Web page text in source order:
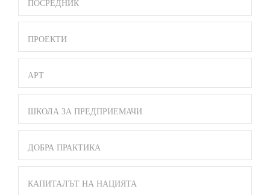
ПОСРЕДНИК
ПРОЕКТИ
АРТ
ШКОЛА ЗА ПРЕДПРИЕМАЧИ
ДОБРА ПРАКТИКА
КАПИТАЛЪТ НА НАЦИЯТА